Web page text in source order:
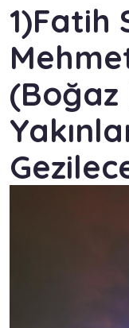
1)Fatih
(Boğaz